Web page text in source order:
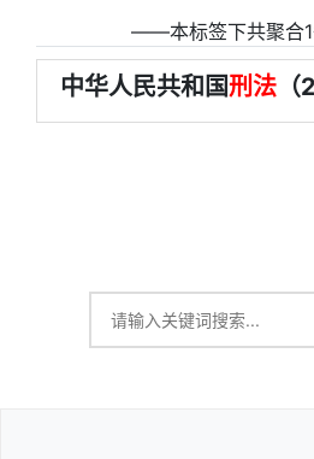
――本标签下共聚合
中华人民共和国刑法（